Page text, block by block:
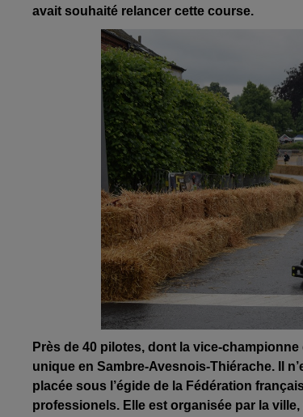
avait souhaité relancer cette course.
Près de 40 pilotes, dont la vice-
unique en Sambre-Avesnois-Thiérache. Il
placée sous l’égide de la Fédération
professionels. Elle est organisée par la